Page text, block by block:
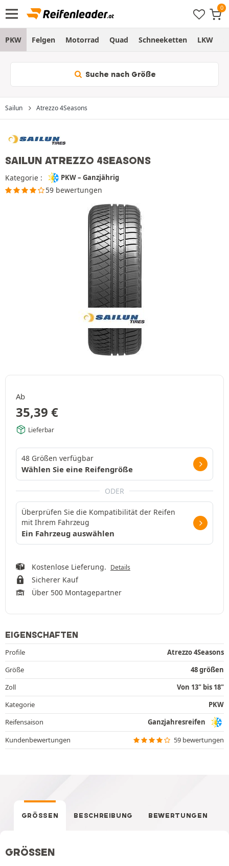
PKW Felgen Motorrad Quad Schneeketten LKW
Suche nach Größe
Sailun Atrezzo 4Seasons
SAILUN ATREZZO 4SEASONS
Kategorie : PKW – Ganzjährig
59 bewertungen
Ab
35,39 €
Lieferbar
48 Größen verfügbar
Wählen Sie eine Reifengröße
ODER
Überprüfen Sie die Kompatibilität der Reifen
mit Ihrem Fahrzeug
Ein Fahrzeug auswählen
Kostenlose Lieferung. Details
Sicherer Kauf
Über 500 Montagepartner
EIGENSCHAFTEN
Profile
Atrezzo 4Seasons
Größe
48 größen
Zoll
Von 13" bis 18"
Kategorie
PKW
Reifensaison
Ganzjahresreifen
Kundenbewertungen
59 bewertungen
GRÖSSEN BESCHREIBUNG BEWERTUNGEN
GRÖSSEN